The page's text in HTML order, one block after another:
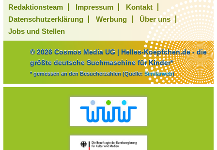
Redaktionsteam Impressum
Kontakt
Datenschutzerklärung
Werbung
Über uns
Jobs und Stellen
© 2026 Cosmos Media UG | Helles-Koepfchen.de - die
größte deutsche Suchmaschine für Kinder*
* gemessen an den Besucherzahlen (Quelle: Similarweb)